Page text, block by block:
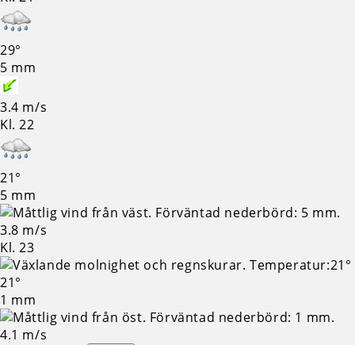
29°
5 mm
3.4 m/s
Kl. 22
21°
5 mm
3.8 m/s
Kl. 23
21°
1 mm
4.1 m/s